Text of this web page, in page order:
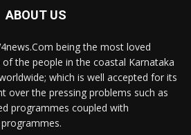
ABOUT US
being the most loved
the people in the coastal Karnataka
which is well accepted for its
over the pressing problems such as
programmes coupled with